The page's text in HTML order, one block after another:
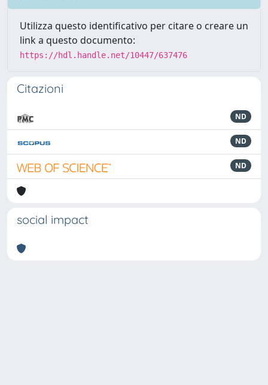
Utilizza questo identificativo per citare o creare un
link a questo documento:
https://hdl.handle.net/10447/637476
Citazioni
ND
ND
ND
social impact